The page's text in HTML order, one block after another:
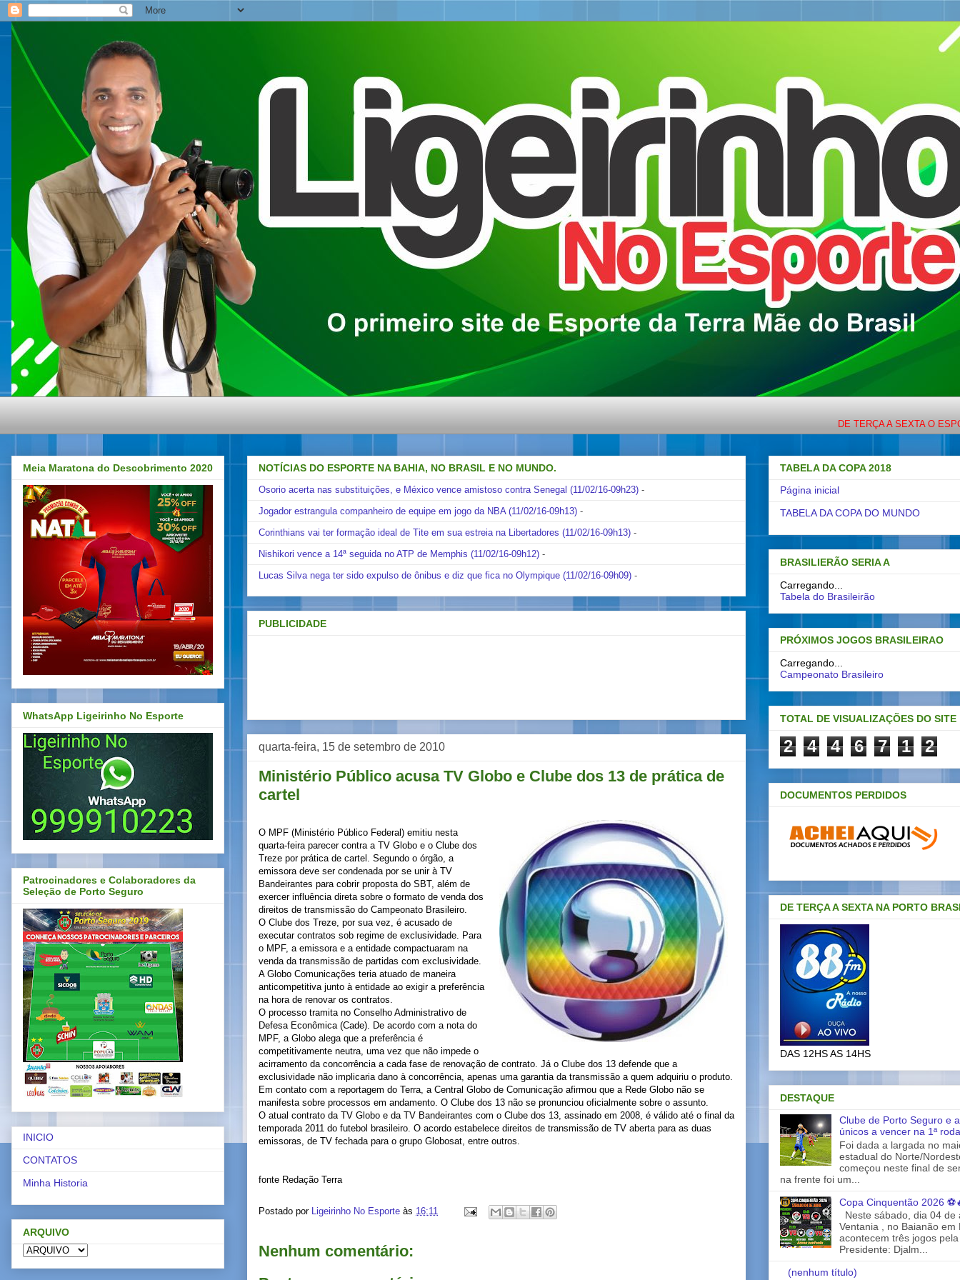
DE TERÇA A SEXTA O ESPORTE
NOTÍCIAS DO ESPORTE NA BAHIA, NO BRASIL E NO MUNDO.
Osorio acerta nas substituições, e México vence amistoso contra Senegal (11/02/16-09h23) -
Jogador estrangula companheiro de equipe em jogo da NBA (11/02/16-09h13) -
Corinthians vai ter formação ideal de Tite em sua estreia na Libertadores (11/02/16-09h13) -
Nishikori vence a 14ª seguida no ATP de Memphis (11/02/16-09h12) -
Lucas Silva nega ter sido expulso de ônibus e diz que fica no Olympique (11/02/16-09h09) -
PUBLICIDADE
quarta-feira, 15 de setembro de 2010
Ministério Público acusa TV Globo e Clube dos 13 de prática de
cartel
O MPF (Ministério Público Federal) emitiu nesta
quarta-feira parecer contra a TV Globo e o Clube dos
Treze por prática de cartel. Segundo o órgão, a
emissora deve ser condenada por se unir à TV
Bandeirantes para cobrir proposta do SBT, além de
exercer influência direta sobre o formato de venda dos
direitos de transmissão do Campeonato Brasileiro.
O Clube dos Treze, por sua vez, é acusado de
executar contratos sob regime de exclusividade. Para
o MPF, a emissora e a entidade compactuaram na
venda da transmissão de partidas com exclusividade.
A Globo Comunicações teria atuado de maneira
anticompetitiva junto à entidade ao exigir a preferência
na hora de renovar os contratos.
O processo tramita no Conselho Administrativo de
Defesa Econômica (Cade). De acordo com a nota do
MPF, a Globo alega que a preferência é
competitivamente neutra, uma vez que não impede o
acirramento da concorrência a cada fase de renovação de contrato. Já o Clube dos 13 defende que a
exclusividade não implicaria dano à concorrência, apenas uma garantia da transmissão a quem adquiriu o produto.
Em contato com a reportagem do Terra, a Central Globo de Comunicação afirmou que a Rede Globo não se
manifesta sobre processos em andamento. O Clube dos 13 não se pronunciou oficialmente sobre o assunto.
O atual contrato da TV Globo e da TV Bandeirantes com o Clube dos 13, assinado em 2008, é válido até o final da
temporada 2011 do futebol brasileiro. O acordo estabelece direitos de transmissão de TV aberta para as duas
emissoras, de TV fechada para o grupo Globosat, entre outros.
fonte Redação Terra
Postado por Ligeirinho No Esporte às 16:11
Nenhum comentário:
Meia Maratona do Descobrimento 2020
WhatsApp Ligeirinho No Esporte
Patrocinadores e Colaboradores da
Seleção de Porto Seguro
INICIO
CONTATOS
Minha Historia
ARQUIVO
TABELA DA COPA 2018
Página inicial
TABELA DA COPA DO MUNDO
BRASILIERÃO SERIA A
Carregando...
Tabela do Brasileirão
PRÓXIMOS JOGOS BRASILEIRAO
Carregando...
Campeonato Brasileiro
TOTAL DE VISUALIZAÇÕES DO SITE
2 4 4 6 7 1 2
DOCUMENTOS PERDIDOS
DE TERÇA A SEXTA NA PORTO
DAS 12HS AS 14HS
DESTAQUE
Clube de Porto Seguro e
únicos a vencer na 1ª
Foi dada a largada no
estadual do Norte/
começou neste final de
na frente foi um...
Copa Cinquentão 2026
Neste sábado, dia 04 de
Ventania , no Baianão em
acontecem três jogos
Presidente: Djalm...
(nenhum título)